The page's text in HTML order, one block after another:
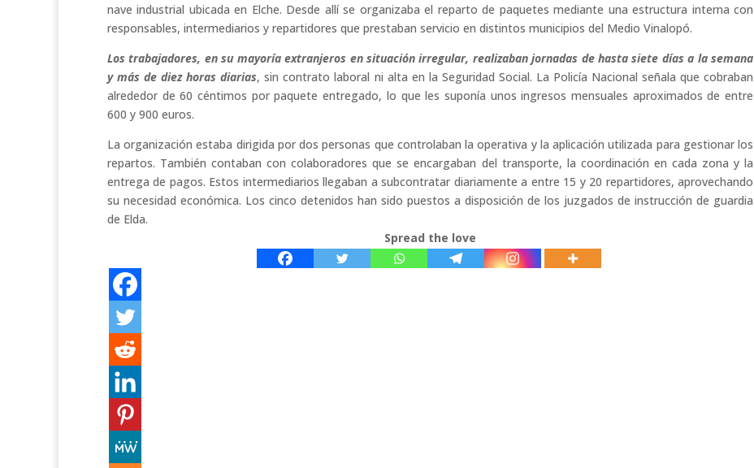
nave industrial ubicada en Elche. Desde allí se organizaba el reparto de paquetes mediante una estructura interna con
responsables, intermediarios y repartidores que prestaban servicio en distintos municipios del Medio Vinalopó.
Los trabajadores, en su mayoría extranjeros en situación irregular, realizaban jornadas de hasta siete días a la semana
y más de diez horas diarias, sin contrato laboral ni alta en la Seguridad Social. La Policía Nacional señala que cobraban
alrededor de 60 céntimos por paquete entregado, lo que les suponía unos ingresos mensuales aproximados de entre
600 y 900 euros.
La organización estaba dirigida por dos personas que controlaban la operativa y la aplicación utilizada para gestionar los
repartos. También contaban con colaboradores que se encargaban del transporte, la coordinación en cada zona y la
entrega de pagos. Estos intermediarios llegaban a subcontratar diariamente a entre 15 y 20 repartidores, aprovechando
su necesidad económica. Los cinco detenidos han sido puestos a disposición de los juzgados de instrucción de guardia
de Elda.
Spread the love